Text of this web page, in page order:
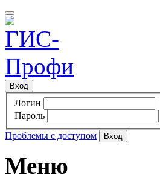
Вход
Логин
Пароль
Проблемы с доступом
Меню